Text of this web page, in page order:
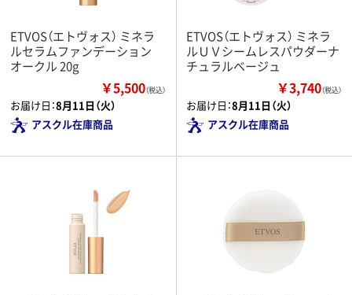
ETVOS（エトヴォス） ミネラ
ルセラムファンデーション
オークル 20g
￥5,500（税込）
お届け日：8月11日（火）
アスクル在庫商品
ETVOS（エトヴォス） ミネラ
ルＵＶシームレスパウダーナ
チュラルベージュ
￥3,740（税込）
お届け日：8月11日（火）
アスクル在庫商品